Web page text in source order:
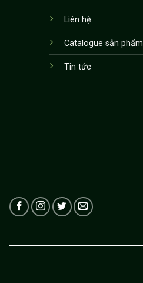
Liên hệ
Catalogue sản phẩm
Tin tức